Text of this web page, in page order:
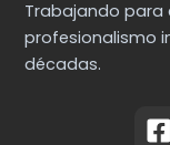
Trabajando para
profesionalismo
décadas.